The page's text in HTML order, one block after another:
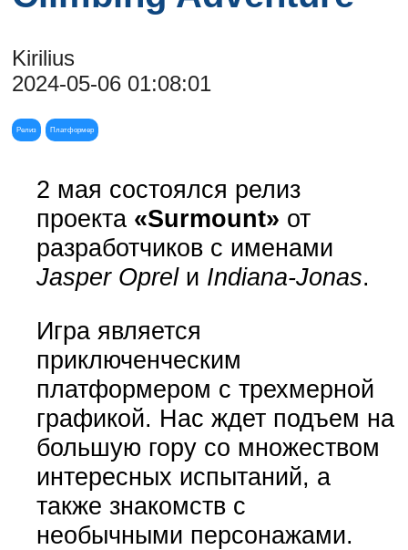
Kirilius
2024-05-06 01:08:01
Релиз Платформер
2 мая состоялся релиз
проекта «Surmount» от
разработчиков с именами
Jasper Oprel и Indiana-Jonas.
Игра является
приключенческим
платформером с трехмерной
графикой. Нас ждет подъем на
большую гору со множеством
интересных испытаний, а
также знакомств с
необычными персонажами.